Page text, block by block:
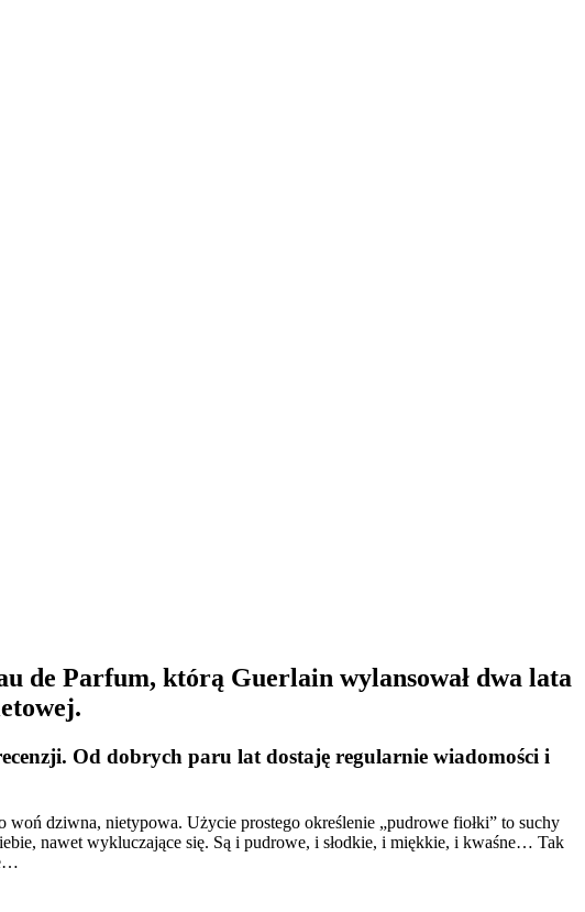
de Parfum, którą Guerlain wylansował dwa lata
Od dobrych paru lat dostaję regularnie wiadomości i
woń dziwna, nietypowa. Użycie prostego określenie „pudrowe fiołki” to suchy
nawet wykluczające się. Są i pudrowe, i słodkie, i miękkie, i kwaśne… Tak